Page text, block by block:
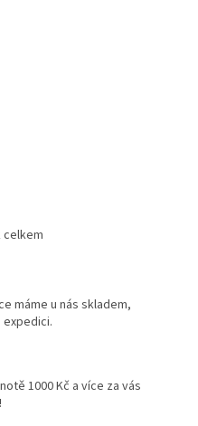
máme u nás skladem,
1000 Kč a více za vás